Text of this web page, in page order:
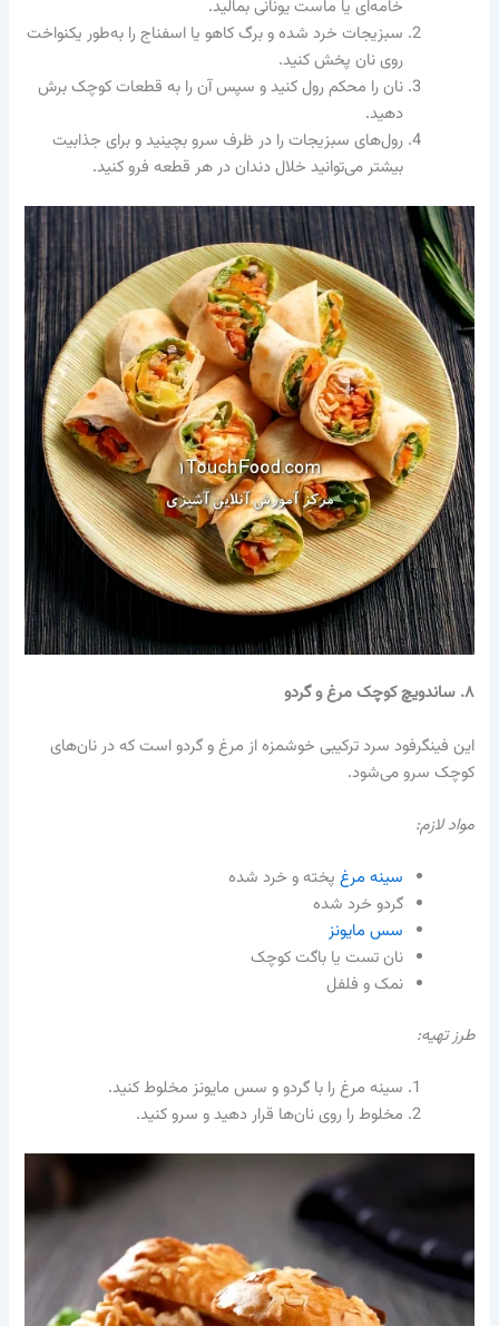
خامه‌ای یا ماست یونانی بمالید.
سبزیجات خرد شده و برگ کاهو یا اسفناج را به‌طور یکنواخت
روی نان پخش کنید.
نان را محکم رول کنید و سپس آن را به قطعات کوچک برش
دهید.
رول‌های سبزیجات را در ظرف سرو بچینید و برای جذابیت
بیشتر می‌توانید خلال دندان در هر قطعه فرو کنید.
۸. ساندویچ کوچک مرغ و گردو
این فینگرفود سرد ترکیبی خوشمزه از مرغ و گردو است که در نان‌های
کوچک سرو می‌شود.
مواد لازم:
سینه مرغ پخته و خرد شده
گردو خرد شده
سس مایونز
نان تست یا باگت کوچک
نمک و فلفل
طرز تهیه:
سینه مرغ را با گردو و سس مایونز مخلوط کنید.
مخلوط را روی نان‌ها قرار دهید و سرو کنید.